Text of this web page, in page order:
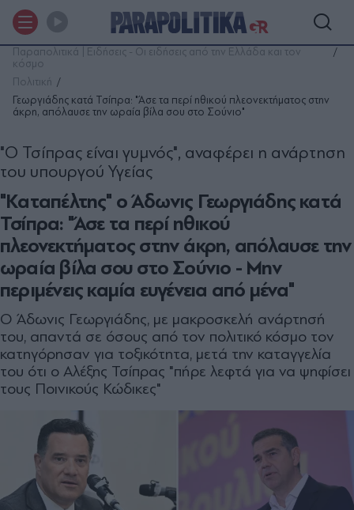
Παραπολιτικά | Ειδήσεις - Οι ειδήσεις από την Ελλάδα και τον
κόσμο
Πολιτική
Γεωργιάδης κατά Τσίπρα: "Άσε τα περί ηθικού πλεονεκτήματος στην
άκρη, απόλαυσε την ωραία βίλα σου στο Σούνιο"
"Καταπέλτης" ο Άδωνις Γεωργιάδης κατά
Τσίπρα: "Άσε τα περί ηθικού
πλεονεκτήματος στην άκρη, απόλαυσε την
ωραία βίλα σου στο Σούνιο - Μην
περιμένεις καμία ευγένεια από μένα"
"Ο Τσίπρας είναι γυμνός", αναφέρει η ανάρτηση
του υπουργού Υγείας
Ο Άδωνις Γεωργιάδης, με μακροσκελή ανάρτησή
του, απαντά σε όσους από τον πολιτικό κόσμο τον
κατηγόρησαν για τοξικότητα, μετά την καταγγελία
του ότι ο Αλέξης Τσίπρας "πήρε λεφτά για να ψηφίσει
τους Ποινικούς Κώδικες"